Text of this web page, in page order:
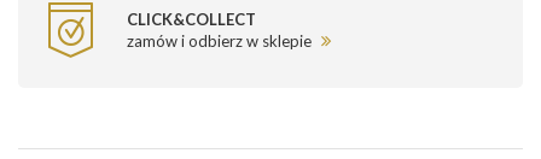
CLICK&COLLECT
zamów i odbierz w sklepie